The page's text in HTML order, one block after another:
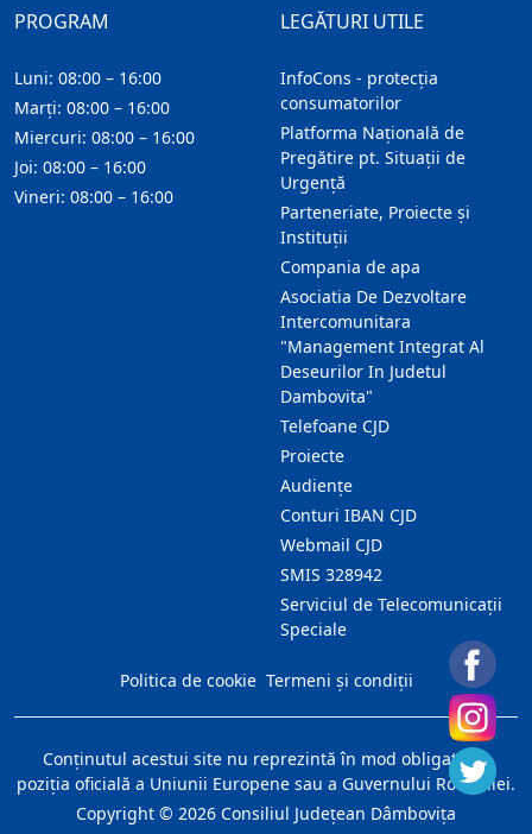
LEGĂTURI UTILE
InfoCons - protecția
consumatorilor
Platforma Națională de
Pregătire pt. Situații de
Urgență
Parteneriate, Proiecte și
Instituții
Compania de apa
Asociatia De Dezvoltare
Intercomunitara
"Management Integrat Al
Deseurilor In Judetul
Dambovita"
Telefoane CJD
Proiecte
Audienţe
Conturi IBAN CJD
Webmail CJD
SMIS 328942
Serviciul de Telecomunicații
Speciale
PROGRAM
Luni: 08:00 – 16:00
Marți: 08:00 – 16:00
Miercuri: 08:00 – 16:00
Joi: 08:00 – 16:00
Vineri: 08:00 – 16:00
Politica de cookie Termeni și condiții
Conţinutul acestui site nu reprezintă în mod obligatoriu
poziţia oficială a Uniunii Europene sau a Guvernului României.
Copyright © 2026 Consiliul Judeţean Dâmboviţa